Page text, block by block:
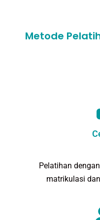
Metode
Pelatihan
matrikulasi